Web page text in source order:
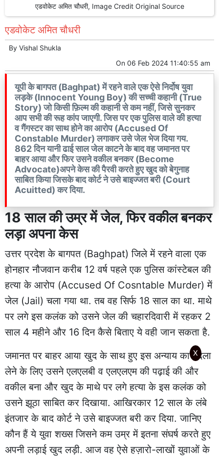
एडवोकेट अमित चौधरी, Image Credit Original Source
एडवोकेट अमित चौधरी
By Vishal Shukla
On 06 Feb 2024 11:40:55 am
यूपी के बागपत (Baghpat) में रहने वाले एक ऐसे निर्दोष युवा
लड़के (Innocent Young Boy) की सच्ची कहानी (True
Story) जो किसी फ़िल्म की कहानी से कम नहीं, जिसे सुनकर
आप सभी की रूह कांप जाएगी. जिस पर एक पुलिस वाले की हत्या
व गैंगस्टर का साथ होने का आरोप (Accused Of
Constable Murder) लगाकर उसे जेल भेज दिया गय.
862 दिन यानी ढाई साल जेल काटने के बाद वह जमानत पर
बाहर आया और फिर उसने वकील बनकर (Become
Advocate)अपने केस की पैरवी करते हुए खुद को बेगुनाह
साबित किया जिसके बाद कोर्ट ने उसे बाइज्जत बरी (Court
Acuitted) कर दिया.
18 साल की उम्र में जेल, फिर वकील बनकर
लड़ा अपना केस
उत्तर प्रदेश के बागपत (Baghpat) जिले में रहने वाला एक
होनहार नौजवान करीब 12 वर्ष पहले एक पुलिस कांस्टेबल की
हत्या के आरोप (Accused Of Cosntable Murder) में
जेल (Jail) चला गया था. तब वह सिर्फ 18 साल का था. माथे
पर लगे इस कलंक को उसने जेल की चहारदिवारी में रहकर 2
साल 4 महीने और 16 दिन कैसे बिताए ये वही जान सकता है.
जमानत पर बाहर आया खुद के साथ हुए इस अन्याय का बदला
लेने के लिए उसने एलएलबी व एलएलएम की पढ़ाई की और
वकील बना और खुद के माथे पर लगे हत्या के इस कलंक को
उसने झूठा साबित कर दिखाया. आखिरकार 12 साल के लंबे
इंतजार के बाद कोर्ट ने उसे बाइज्जत बरी कर दिया. जानिए
कौन हैं ये युवा शख्स जिसने कम उम्र में इतना संघर्ष करते हुए
अपनी लड़ाई खुद लड़ी. आज वह ऐसे हज़ारो-लाखों युवाओं के
X